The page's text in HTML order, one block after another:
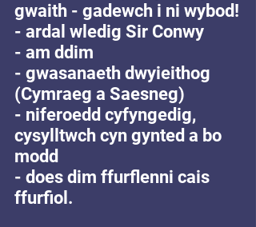
gwaith - gadewch i ni wybod!
- ardal wledig Sir Conwy
- am ddim
- gwasanaeth dwyieithog
(Cymraeg a Saesneg)
- niferoedd cyfyngedig,
cysylltwch cyn gynted a bo
modd
- does dim ffurflenni cais
ffurfiol.